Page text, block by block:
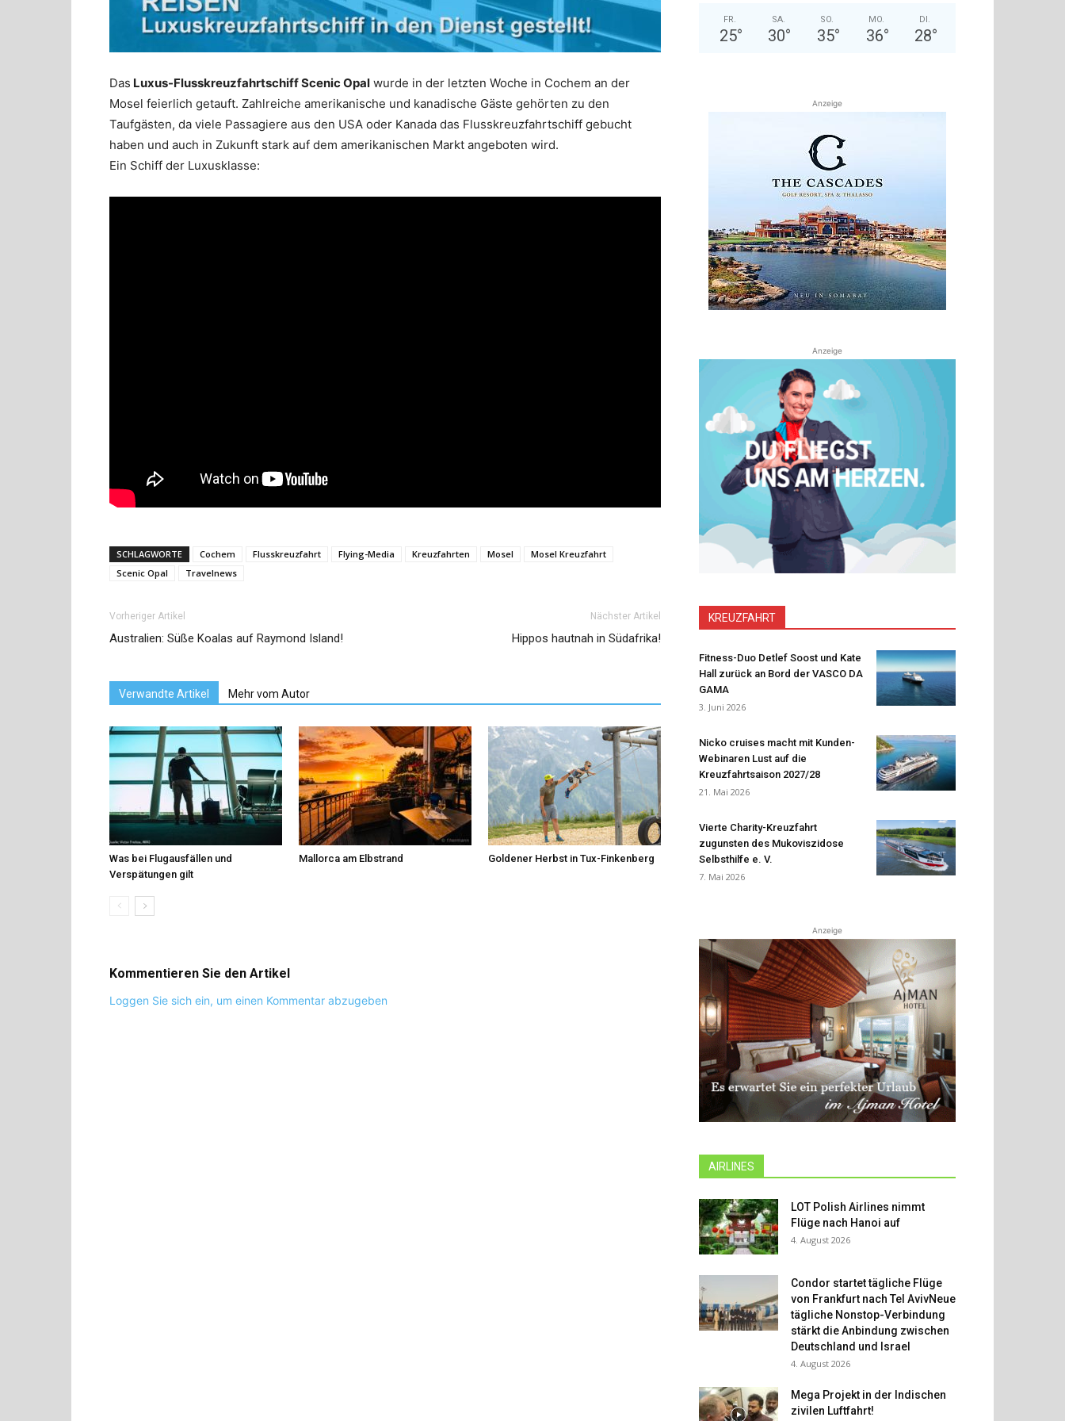
Das Luxus-Flusskreuzfahrtschiff Scenic Opal wurde in der letzten Woche in Cochem an der
Mosel feierlich getauft. Zahlreiche amerikanische und kanadische Gäste gehörten zu den
Taufgästen, da viele Passagiere aus den USA oder Kanada das Flusskreuzfahrtschiff gebucht
haben und auch in Zukunft stark auf dem amerikanischen Markt angeboten wird.
Ein Schiff der Luxusklasse:
SCHLAGWORTE Cochem Flusskreuzfahrt Flying-Media Kreuzfahrten Mosel
Mosel Kreuzfahrt
Scenic Opal
Travelnews
Vorheriger Artikel
Australien: Süße Koalas auf Raymond Island!
Nächster Artikel
Hippos hautnah in Südafrika!
Verwandte Artikel Mehr vom Autor
Was bei Flugausfällen und
Verspätungen gilt
Mallorca am Elbstrand Goldener Herbst in Tux-Finkenberg
Kommentieren Sie den Artikel
Loggen Sie sich ein, um einen Kommentar abzugeben
FR.
25°
SA.
30°
SO.
35°
MO.
36°
DI.
28°
Anzeige
Anzeige
KREUZFAHRT
Fitness-Duo Detlef Soost und Kate
Hall zurück an Bord der VASCO DA
GAMA
3. Juni 2026
Nicko cruises macht mit Kunden-
Webinaren Lust auf die
Kreuzfahrtsaison 2027/28
21. Mai 2026
Vierte Charity-Kreuzfahrt
zugunsten des Mukoviszidose
Selbsthilfe e. V.
7. Mai 2026
Anzeige
AIRLINES
LOT Polish Airlines nimmt
Flüge nach Hanoi auf
4. August 2026
Condor startet tägliche Flüge
von Frankfurt nach Tel AvivNeue
tägliche Nonstop-Verbindung
stärkt die Anbindung zwischen
Deutschland und Israel
4. August 2026
Mega Projekt in der Indischen
zivilen Luftfahrt!